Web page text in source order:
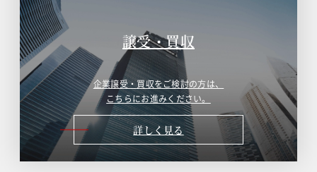
譲受・買収
企業譲受・買収をご検討の方は、
こちらにお進みください。
詳しく見る